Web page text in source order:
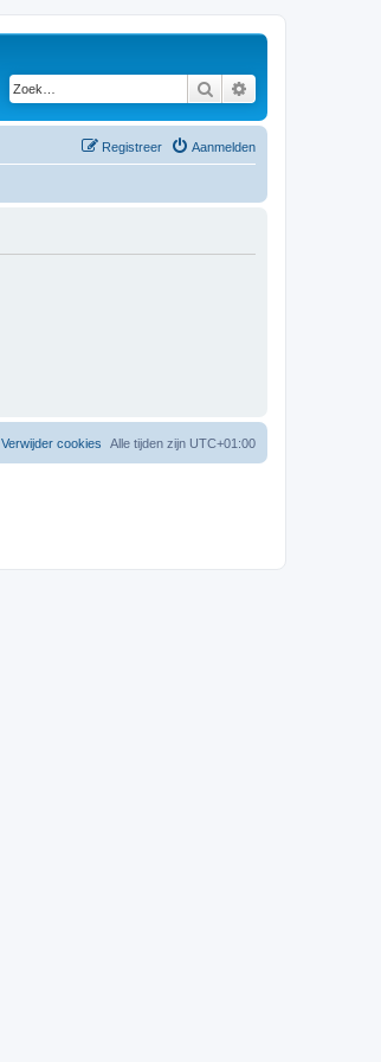
Zoek
Aanmelden
Registreer
Alle tijden zijn UTC+01:00
Verwijder cookies